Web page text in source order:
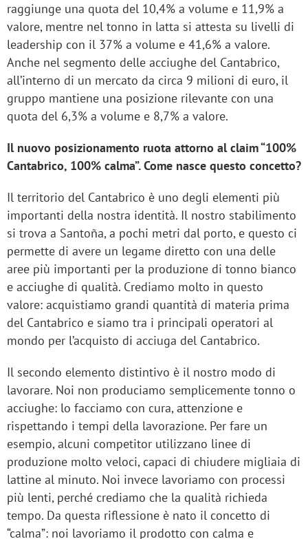
raggiunge una quota del 10,4% a volume e 11,9% a
valore, mentre nel tonno in latta si attesta su livelli di
leadership con il 37% a volume e 41,6% a valore.
Anche nel segmento delle acciughe del Cantabrico,
all’interno di un mercato da circa 9 milioni di euro, il
gruppo mantiene una posizione rilevante con una
quota del 6,3% a volume e 8,7% a valore.
Il nuovo posizionamento ruota attorno al claim “100%
Cantabrico, 100% calma”. Come nasce questo concetto?
Il territorio del Cantabrico è uno degli elementi più
importanti della nostra identità. Il nostro stabilimento
si trova a Santoña, a pochi metri dal porto, e questo ci
permette di avere un legame diretto con una delle
aree più importanti per la produzione di tonno bianco
e acciughe di qualità. Crediamo molto in questo
valore: acquistiamo grandi quantità di materia prima
del Cantabrico e siamo tra i principali operatori al
mondo per l’acquisto di acciuga del Cantabrico.
Il secondo elemento distintivo è il nostro modo di
lavorare. Noi non produciamo semplicemente tonno o
acciughe: lo facciamo con cura, attenzione e
rispettando i tempi della lavorazione. Per fare un
esempio, alcuni competitor utilizzano linee di
produzione molto veloci, capaci di chiudere migliaia di
lattine al minuto. Noi invece lavoriamo con processi
più lenti, perché crediamo che la qualità richieda
tempo. Da questa riflessione è nato il concetto di
“calma”: noi lavoriamo il prodotto con calma e